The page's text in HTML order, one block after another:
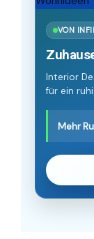
VON
Interior
für ein
Mehr